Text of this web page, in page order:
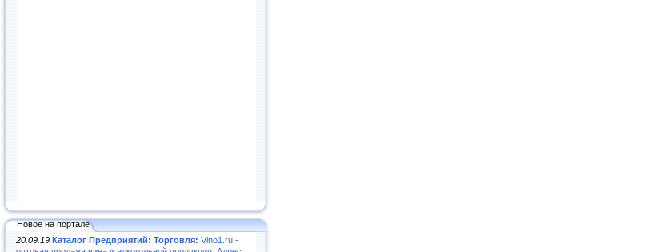
Новое на портале
20.09.19 Каталог Предприятий: Торговля: Vino1.ru -